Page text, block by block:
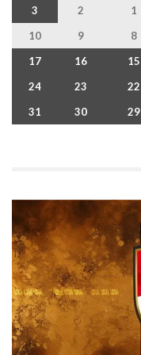
1
2
3
8
9
10
15
16
17
22
23
24
29
30
31